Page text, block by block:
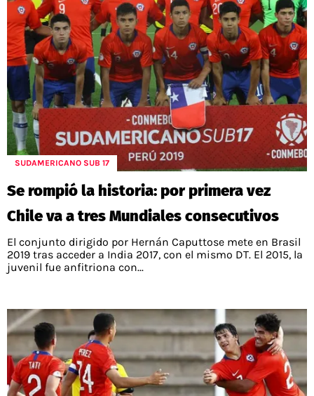
SUDAMERICANO SUB 17
Se rompió la historia: por primera vez
Chile va a tres Mundiales consecutivos
El conjunto dirigido por Hernán Caputtose mete en Brasil
2019 tras acceder a India 2017, con el mismo DT. El 2015, la
juvenil fue anfitriona con...